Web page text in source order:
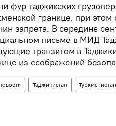
фур таджикских
границе, при
запрета. В середине
письме в МИД
транзитом в
из соображений
Таджикистан Туркменистан